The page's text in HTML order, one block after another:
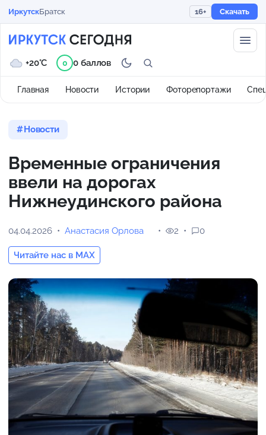
ИркутскБратск 16+ Скачать
Главная Новости Истории Фоторепортажи
+20°C 0 0 баллов
Новости
Временные ограничения
ввели на дорогах
Нижнеудинского района
04.04.2026 Анастасия Орлова
Читайте нас в MAX
2 0